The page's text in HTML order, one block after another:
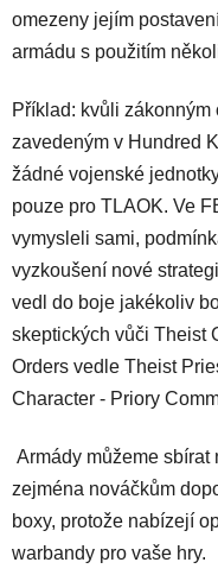
omezeny jejím
armádu s použitím
Příklad: kvůli
zavedeným v Hundred
žádné vojenské
pouze pro TLAOK. Ve
vymysleli sami,
vyzkoušení nové
vedl do boje jakékoliv
skeptických vůči Theist
Orders vedle Theist
Character - Priory
Armády můžeme
zejména nováčkům
boxy, protože nabízejí
warbandy pro vaše hry.